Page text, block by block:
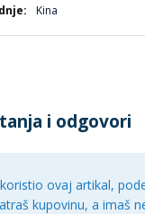
Kina
i odgovori
ovaj artikal,
kupovinu, a imaš